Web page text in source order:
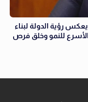
رؤية الدولة لبناء
الأسرع للنمو وخلق فرص